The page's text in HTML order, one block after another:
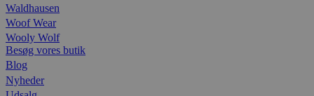
Waldhausen
Woof Wear
Wooly Wolf
Besøg vores butik
Blog
Nyheder